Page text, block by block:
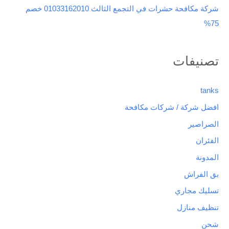
شركة مكافحة حشرات في التجمع الثالث 01033162010 خصم
75%
تصنيفات
tanks
افضل شركة / شركات مكافحة
الصراصير
الفئران
المدونة
بق الفراش
تسليك مجاري
تنظيف منازل
شحن